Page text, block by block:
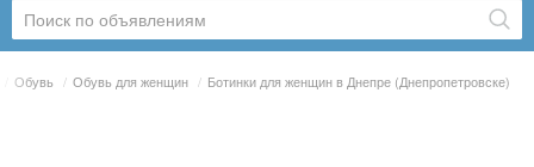
Обувь / Обувь для женщин / Ботинки для женщин в Днепре (Днепропетровске)